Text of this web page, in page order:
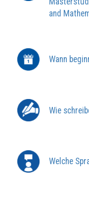
and
Wann
Wie
Welche